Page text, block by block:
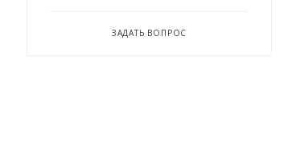
ЗАДАТЬ ВОПРОС